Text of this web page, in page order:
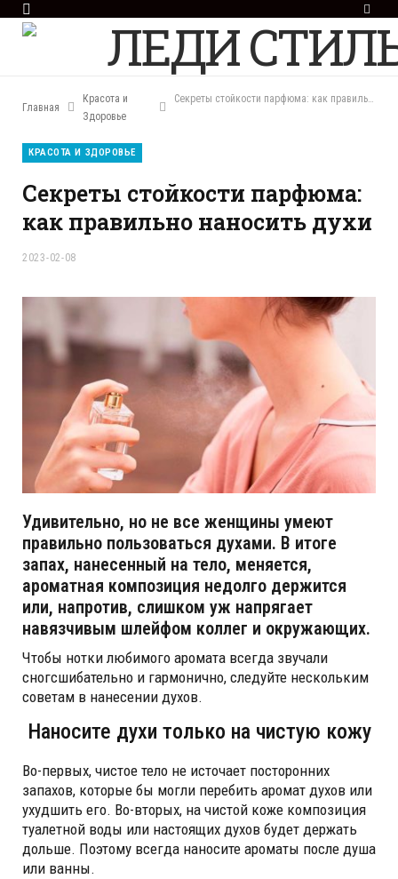
e
Главная
Красота и
Здоровье
Секреты стойкости парфюма: как правильно наносить духи
КРАСОТА И ЗДОРОВЬЕ
Секреты стойкости парфюма:
как правильно наносить духи
2023-02-08
Удивительно, но не все женщины умеют
правильно пользоваться духами. В итоге
запах, нанесенный на тело, меняется,
ароматная композиция недолго держится
или, напротив, слишком уж напрягает
навязчивым шлейфом коллег и окружающих.
Чтобы нотки любимого аромата всегда звучали
сногсшибательно и гармонично, следуйте нескольким
советам в нанесении духов.
Наносите духи только на чистую кожу
Во-первых, чистое тело не источает посторонних
запахов, которые бы могли перебить аромат духов или
ухудшить его. Во-вторых, на чистой коже композиция
туалетной воды или настоящих духов будет держать
дольше. Поэтому всегда наносите ароматы после душа
или ванны.